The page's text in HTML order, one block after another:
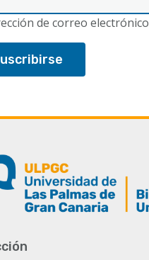
de correo electrónico